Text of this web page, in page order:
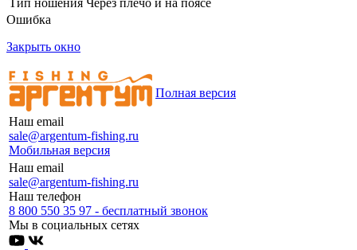
Ошибка
Закрыть окно
Наш email
sale@argentum-fishing.ru
Мобильная версия
Полная версия
Наш email
sale@argentum-fishing.ru
Наш телефон
8 800 550 35 97 - бесплатный звонок
Мы в социальных сетях